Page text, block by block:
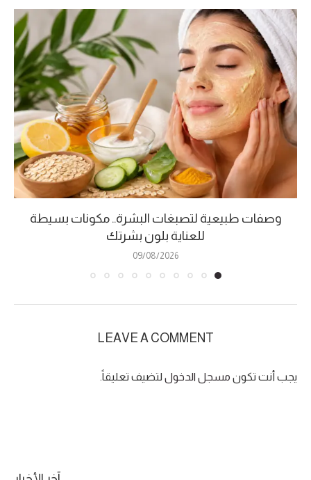
وصفات طبيعية لتصبغات البشرة.. مكونات بسيطة
للعناية بلون بشرتك
09/08/2026
LEAVE A COMMENT
يجب أنت تكون مسجل الدخول لتضيف تعليقاً.